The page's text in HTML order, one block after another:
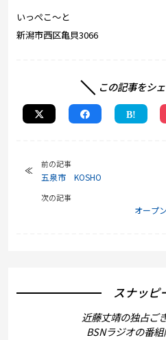
いっぺこ～と
新潟市西区亀貝3066
この記事をシ
前の記事
五泉市 KOSHO
次の記事
オープ
スナッピ
近藤丈靖の独占ご
BSNラジオの番